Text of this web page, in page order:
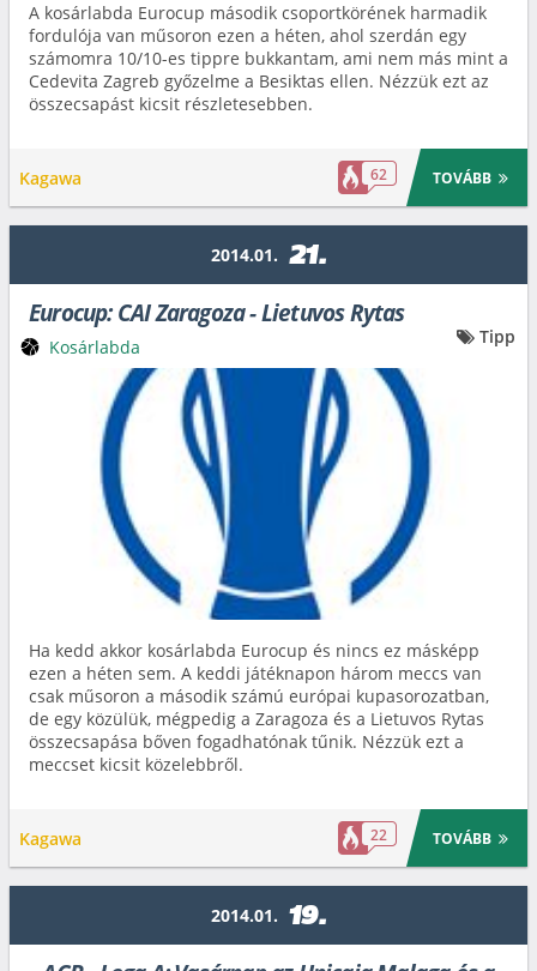
A kosárlabda Eurocup második csoportkörének harmadik
fordulója van műsoron ezen a héten, ahol szerdán egy
számomra 10/10-es tippre bukkantam, ami nem más mint a
Cedevita Zagreb győzelme a Besiktas ellen. Nézzük ezt az
összecsapást kicsit részletesebben.
Kagawa 62 TOVÁBB
2014.01. 21.
Eurocup: CAI Zaragoza - Lietuvos Rytas
Ha kedd akkor kosárlabda Eurocup és nincs ez másképp
ezen a héten sem. A keddi játéknapon három meccs van
csak műsoron a második számú európai kupasorozatban,
de egy közülük, mégpedig a Zaragoza és a Lietuvos Rytas
összecsapása bőven fogadhatónak tűnik. Nézzük ezt a
meccset kicsit közelebbről.
Kagawa 22 TOVÁBB
Kosárlabda Tipp
2014.01. 19.